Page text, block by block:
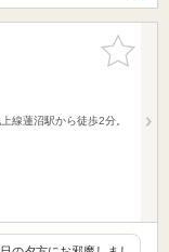
お気に入
りに追加
線蓮沼駅から徒歩2分。